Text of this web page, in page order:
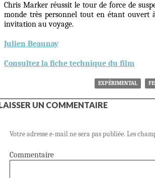
Chris Marker réussit le tour de force de
monde très personnel tout en étant ouvert
invitation au voyage.
Julien Beaunay
Consultez la fiche technique du film
EXPÉRIMENTAL
UN COMMENTAIRE
Votre adresse e-mail ne sera pas publiée. Les
Commentaire